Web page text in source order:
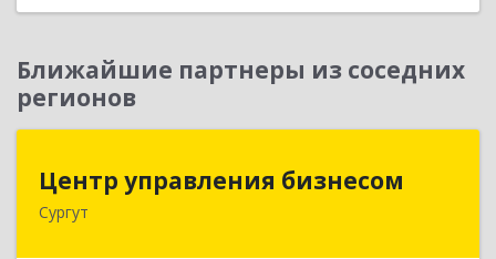
Ближайшие партнеры из соседних
регионов
Центр управления бизнесом
Сургут
Центр управления бизнесом
628403, Ханты-Мансийский Автономный округ